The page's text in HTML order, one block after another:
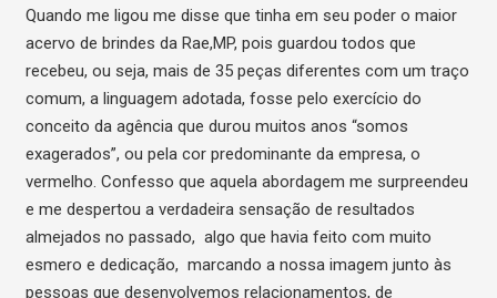
Quando me ligou me disse que tinha em seu poder o maior
acervo de brindes da Rae,MP, pois guardou todos que
recebeu, ou seja, mais de 35 peças diferentes com um traço
comum, a linguagem adotada, fosse pelo exercício do
conceito da agência que durou muitos anos “somos
exagerados”, ou pela cor predominante da empresa, o
vermelho. Confesso que aquela abordagem me surpreendeu
e me despertou a verdadeira sensação de resultados
almejados no passado, algo que havia feito com muito
esmero e dedicação, marcando a nossa imagem junto às
pessoas que desenvolvemos relacionamentos, de